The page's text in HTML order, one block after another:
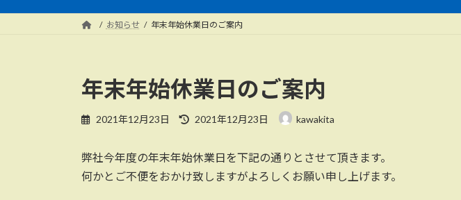
プ
動
お知らせ 年末年始休業日のご案内
年末年始休業日のご案内
2021年12月23日
最
新
日
2021年12月23日 kawakita
弊社今年度の年末年始休業日を下記の通りとさせて頂きます。
何かとご不便をおかけ致しますがよろしくお願い申し上げます。